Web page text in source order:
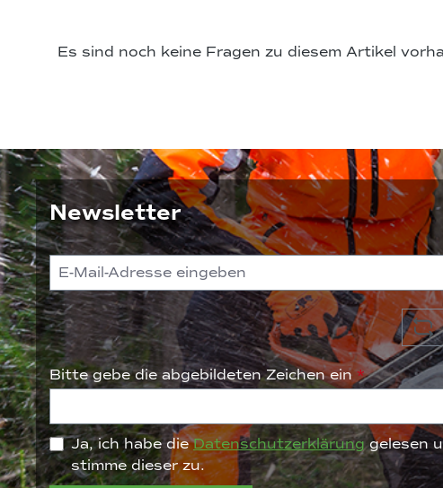
Es sind noch keine Fragen zu diesem Artikel
Newsletter
Bitte gebe die abgebildeten Zeichen ein*
Ja, ich habe dieDatenschutzerklärunggelesen
stimme dieser zu.